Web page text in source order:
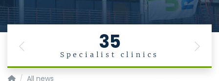
35
Specialist clinics
Previous Next
Institut für Digitale Allgemeinmedizin
All news